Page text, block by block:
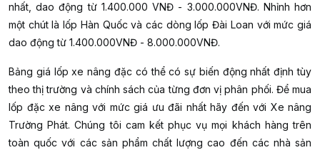
nhất, dao động từ 1.400.000 VNĐ - 3.000.000VNĐ. Nhỉnh hơn
một chút là lốp Hàn Quốc và các dòng lốp Đài Loan với mức giá
dao động từ 1.400.000VNĐ - 8.000.000VNĐ.
Bảng giá lốp xe nâng đặc có thể có sự biến động nhất định tùy
theo thị trường và chính sách của từng đơn vị phân phối. Để mua
lốp đặc xe nâng với mức giá ưu đãi nhất hãy đến với Xe nâng
Trường Phát. Chúng tôi cam kết phục vụ mọi khách hàng trên
toàn quốc với các sản phẩm chất lượng cao đến các nhà sản